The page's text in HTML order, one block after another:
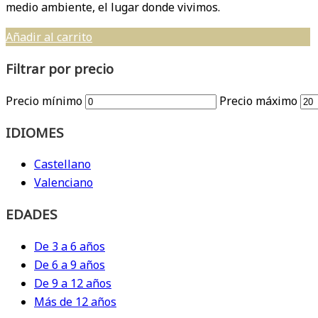
medio ambiente, el lugar donde vivimos.
Añadir al carrito
Filtrar por precio
Precio mínimo Precio máximo
IDIOMES
Castellano
Valenciano
EDADES
De 3 a 6 años
De 6 a 9 años
De 9 a 12 años
Más de 12 años